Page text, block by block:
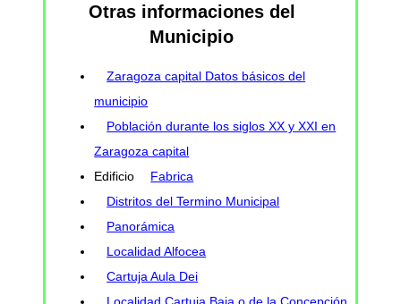
Otras informaciones del
Municipio
Zaragoza capital Datos básicos del
municipio
Población durante los siglos XX y XXI en
Zaragoza capital
Edificio
Fabrica
Distritos del Termino Municipal
Panorámica
Localidad Alfocea
Cartuja Aula Dei